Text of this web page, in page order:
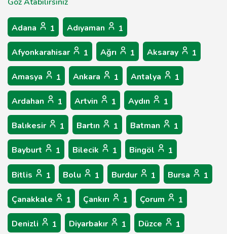
Adana 1 Adıyaman 1
Afyonkarahisar 1 Ağrı 1 Aksaray 1
Amasya 1 Ankara 1 Antalya 1
Ardahan 1 Artvin 1 Aydın 1
Balıkesir 1 Bartın 1 Batman 1
Bayburt 1 Bilecik 1 Bingöl 1
Bitlis 1 Bolu 1 Burdur 1 Bursa 1
Çanakkale 1 Çankırı 1 Çorum 1
Denizli 1 Diyarbakır 1 Düzce 1